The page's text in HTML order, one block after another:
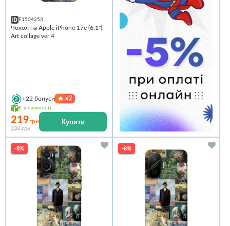
F1504253
Чохол на Apple iPhone 17e (6.1")
Art collage ver.4
+22 бонуси 🔥x2
Є в наявності
219грн
239 грн
Купити
-8% -8%